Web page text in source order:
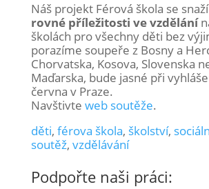
Náš projekt Férová škola se
rovné příležitosti ve vzdělání
školách pro všechny děti bez
porazíme soupeře z Bosny a
Chorvatska, Kosova, Slovenska
Maďarska, bude jasné při
června v Praze.
Navštivte web soutěže.
děti, férova škola, školství,
soutěž, vzdělávání
Podpořte naši práci: